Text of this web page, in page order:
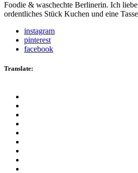
Foodie & waschechte Berlinerin. Ich liebe
ordentliches Stück Kuchen und eine
instagram
pinterest
facebook
Translate: